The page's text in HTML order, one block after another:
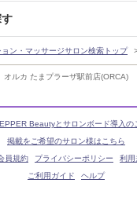
オルカ たまプラーザ駅前店(ORCA)
ョン・マッサージサロン検索トップ
Beautyとサロンボード導入の
掲載をご希望のサロン様はこちら
員規約
プライバシーポリシー
利用
ご利用ガイド
ヘルプ